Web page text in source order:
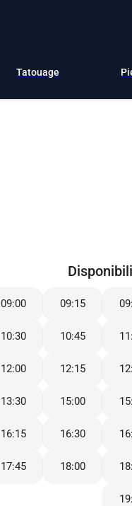
Tatouage
09:00 09:15
10:30 10:45
12:00 12:15
13:30 15:00
16:15 16:30
17:45 18:00